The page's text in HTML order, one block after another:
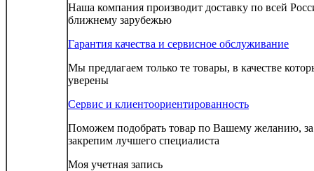
Наша компания производит доставку по всей
ближнему зарубежью
Гарантия качества и сервисное обслуживание
Мы предлагаем только те товары, в качестве
уверены
Сервис и клиентоориентированность
Поможем подобрать товар по Вашему желанию,
закрепим лучшего специалиста
Моя учетная запись